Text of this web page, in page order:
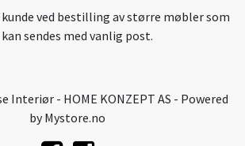
ved bestilling av større møbler som
sendes med vanlig post.
Interiør - HOME KONZEPT AS - Powered
byMystore.no